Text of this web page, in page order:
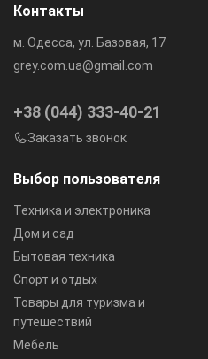
Выбор пользователя
Техника и электроника
Дом и сад
Бытовая техника
Спорт и отдых
Товары для туризма и
путешествий
Мебель
Контакты
м. Одесса, ул. Базовая, 17
grey.com.ua@gmail.com
+38 (044) 333-40-21
Заказать звонок